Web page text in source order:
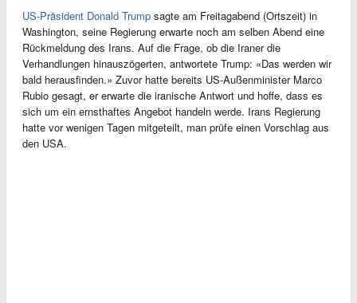
US-Präsident Donald Trump sagte am Freitagabend (Ortszeit) in
Washington, seine Regierung erwarte noch am selben Abend eine
Rückmeldung des Irans. Auf die Frage, ob die Iraner die
Verhandlungen hinauszögerten, antwortete Trump: «Das werden wir
bald herausfinden.» Zuvor hatte bereits US-Außenminister Marco
Rubio gesagt, er erwarte die iranische Antwort und hoffe, dass es
sich um ein ernsthaftes Angebot handeln werde. Irans Regierung
hatte vor wenigen Tagen mitgeteilt, man prüfe einen Vorschlag aus
den USA.